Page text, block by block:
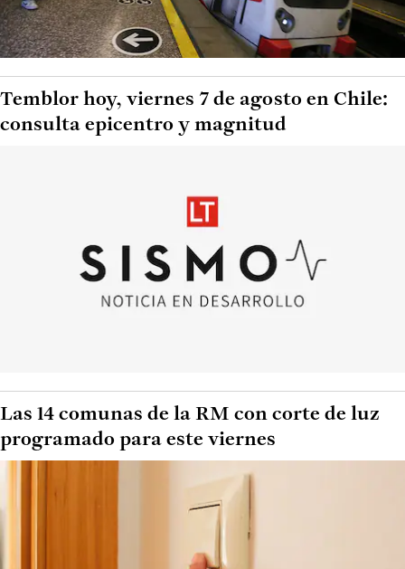
Temblor hoy, viernes 7 de agosto en Chile:
consulta epicentro y magnitud
Las 14 comunas de la RM con corte de luz
programado para este viernes